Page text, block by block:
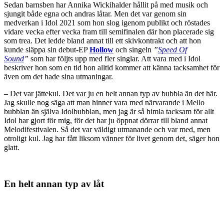
Sedan barnsben har Annika Wickihalder hållit på med musik och
sjungit både egna och andras låtar. Men det var genom sin
medverkan i Idol 2021 som hon slog igenom publikt och röstades
vidare vecka efter vecka fram till semifinalen där hon placerade sig
som trea. Det ledde bland annat till ett skivkontrakt och att hon
kunde släppa sin debut-EPHollow och singeln ”Speed Of
Sound” som har följts upp med fler singlar. Att vara med i Idol
beskriver hon som en tid hon alltid kommer att känna tacksamhet för
även om det hade sina utmaningar.
– Det var jättekul. Det var ju en helt annan typ av bubbla än det här.
Jag skulle nog säga att man hinner vara med närvarande i Mello
bubblan än själva Idolbubblan, men jag är så himla tacksam för allt
Idol har gjort för mig, för det har ju öppnat dörrar till bland annat
Melodifestivalen. Så det var väldigt utmanande och var med, men
otroligt kul. Jag har fått liksom vänner för livet genom det, säger hon
glatt.
En helt annan typ av låt